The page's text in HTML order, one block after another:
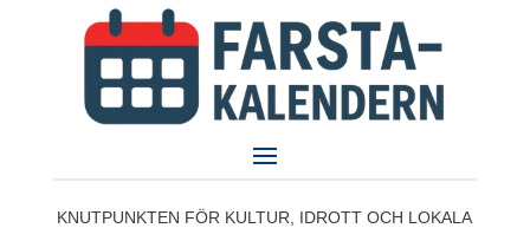
KNUTPUNKTEN FÖR KULTUR, IDROTT OCH LOKALA